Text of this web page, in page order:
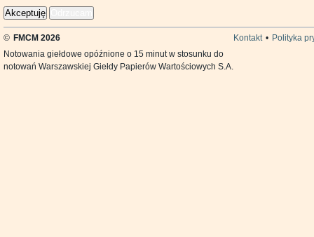
Akceptuję
© FMCM 2026 Kontakt • Polityka
Notowania giełdowe opóźnione o 15 minut w stosunku do
notowań Warszawskiej Giełdy Papierów Wartościowych S.A.